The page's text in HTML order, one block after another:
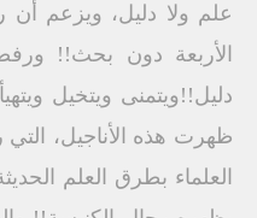
علم ولا دليل، ويزعم أن
الأربعة دون بحث!!
دليل!!ويتمنى ويتخيل
ظهرت هذه الأناجيل،
العلماء بطرق العلم